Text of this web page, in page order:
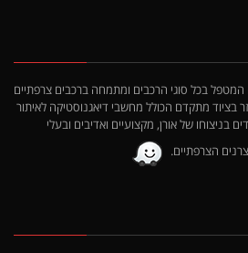
המטפל בכל סוגי הרכבים ומתמחה ברכבים צרפתיים
בציוד מתקדם הכולל מחשבי דיאגנוסטיקה לאיתור
בניצוחו של אורן, מקצועיים ואדיבים ובעלי
הצרפתיים.